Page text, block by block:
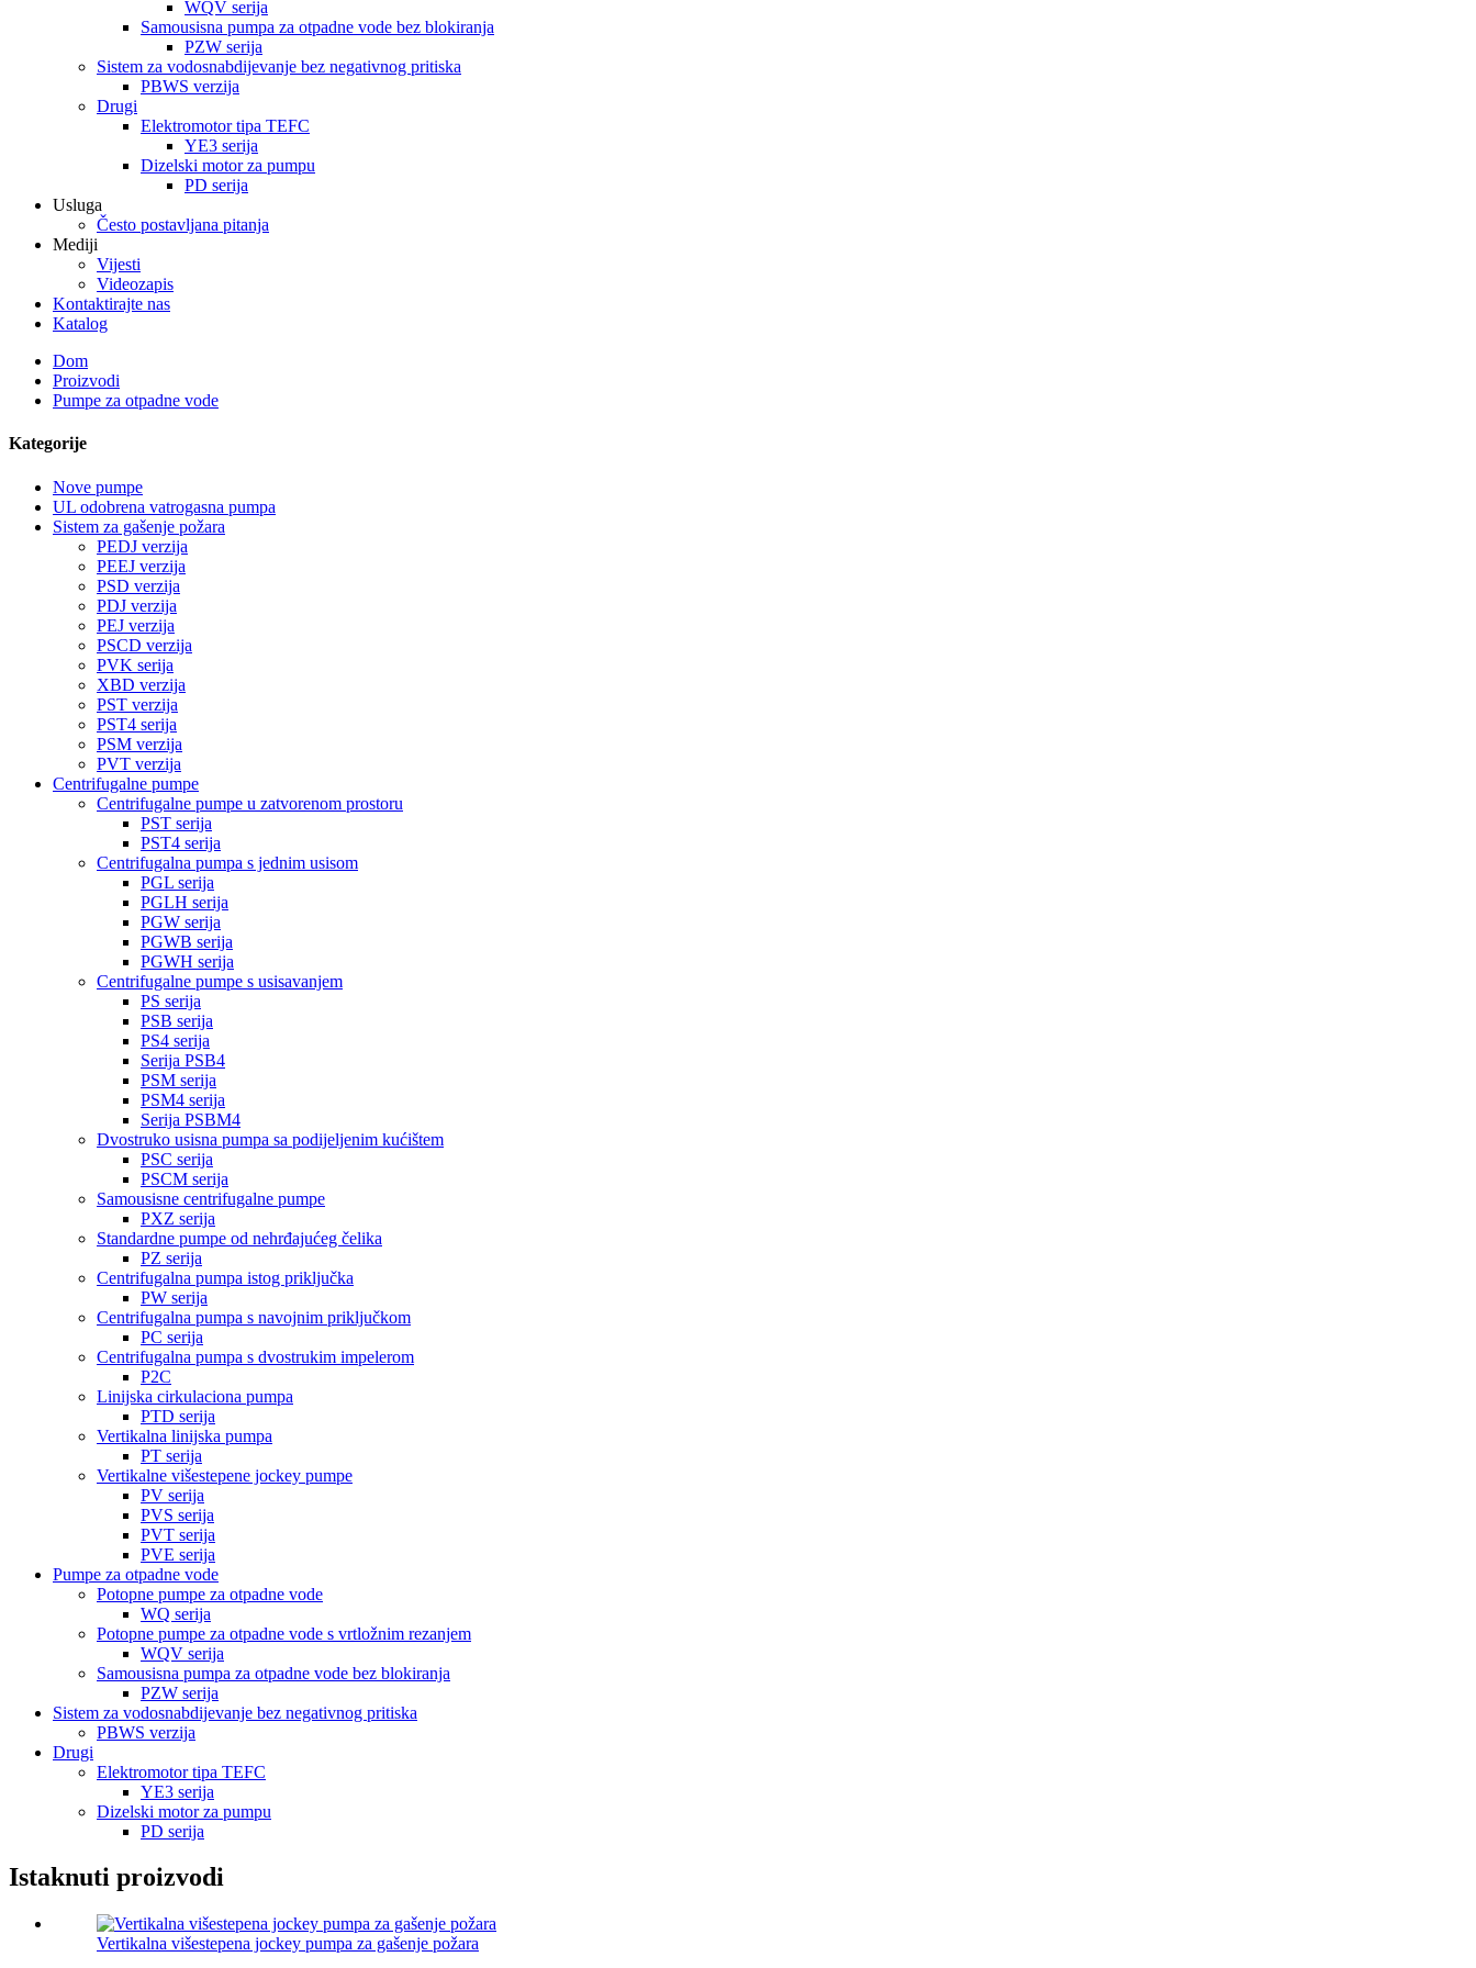
WQV serija
Samousisna pumpa za otpadne vode bez blokiranja
PZW serija
Sistem za vodosnabdijevanje bez negativnog pritiska
PBWS verzija
Drugi
Elektromotor tipa TEFC
YE3 serija
Dizelski motor za pumpu
PD serija
Usluga
Često postavljana pitanja
Mediji
Vijesti
Videozapis
Kontaktirajte nas
Katalog
Dom
Proizvodi
Pumpe za otpadne vode
Kategorije
Nove pumpe
UL odobrena vatrogasna pumpa
Sistem za gašenje požara
PEDJ verzija
PEEJ verzija
PSD verzija
PDJ verzija
PEJ verzija
PSCD verzija
PVK serija
XBD verzija
PST verzija
PST4 serija
PSM verzija
PVT verzija
Centrifugalne pumpe
Centrifugalne pumpe u zatvorenom prostoru
PST serija
PST4 serija
Centrifugalna pumpa s jednim usisom
PGL serija
PGLH serija
PGW serija
PGWB serija
PGWH serija
Centrifugalne pumpe s usisavanjem
PS serija
PSB serija
PS4 serija
Serija PSB4
PSM serija
PSM4 serija
Serija PSBM4
Dvostruko usisna pumpa sa podijeljenim kućištem
PSC serija
PSCM serija
Samousisne centrifugalne pumpe
PXZ serija
Standardne pumpe od nehrđajućeg čelika
PZ serija
Centrifugalna pumpa istog priključka
PW serija
Centrifugalna pumpa s navojnim priključkom
PC serija
Centrifugalna pumpa s dvostrukim impelerom
P2C
Linijska cirkulaciona pumpa
PTD serija
Vertikalna linijska pumpa
PT serija
Vertikalne višestepene jockey pumpe
PV serija
PVS serija
PVT serija
PVE serija
Pumpe za otpadne vode
Potopne pumpe za otpadne vode
WQ serija
Potopne pumpe za otpadne vode s vrtložnim rezanjem
WQV serija
Samousisna pumpa za otpadne vode bez blokiranja
PZW serija
Sistem za vodosnabdijevanje bez negativnog pritiska
PBWS verzija
Drugi
Elektromotor tipa TEFC
YE3 serija
Dizelski motor za pumpu
PD serija
Istaknuti proizvodi
Vertikalna višestepena jockey pumpa za gašenje požara